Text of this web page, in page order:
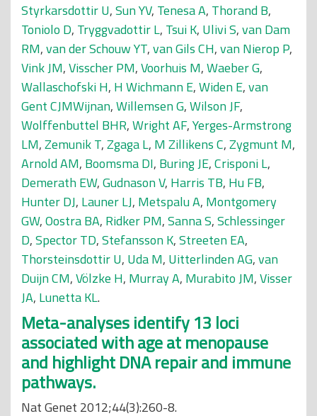
Styrkarsdottir U,Sun YV, Tenesa A, Thorand B,
Toniolo D, Tryggvadottir L, Tsui K, Ulivi S,van Dam
RM,van der Schouw YT,van Gils CH,van Nierop P,
Vink JM,Visscher PM,Voorhuis M,Waeber G,
Wallaschofski H, H Wichmann E,Widen E,van
Gent CJMWijnan,Willemsen G,Wilson JF,
Wolffenbuttel BHR,Wright AF,Yerges-Armstrong
LM,Zemunik T,Zgaga L, M Zillikens C,Zygmunt M,
Arnold AM, Boomsma DI, Buring JE,Crisponi L,
Demerath EW,Gudnason V, Harris TB, Hu FB,
Hunter DJ, Launer LJ, Metspalu A, Montgomery
GW,Oostra BA, Ridker PM,Sanna S,Schlessinger
D,Spector TD,Stefansson K,Streeten EA,
Thorsteinsdottir U, Uda M, Uitterlinden AG,van
Duijn CM,Völzke H, Murray A, Murabito JM,Visser
JA, Lunetta KL.
Meta-analyses identify 13 loci
associated with age at menopause
and highlight DNA repair and immune
pathways.
Nat Genet 2012;44(3):260-8.